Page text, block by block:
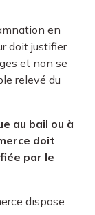
en
doit justifier
et non se
relevé du
au bail ou à
doit
par le
dispose